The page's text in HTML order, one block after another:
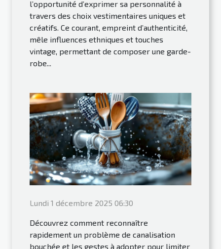
l’opportunité d’exprimer sa personnalité à
travers des choix vestimentaires uniques et
créatifs. Ce courant, empreint d’authenticité,
mêle influences ethniques et touches
vintage, permettant de composer une garde-
robe...
Lundi 1 décembre 2025 06:30
Découvrez comment reconnaître
rapidement un problème de canalisation
bouchée et les gestes à adopter pour limiter